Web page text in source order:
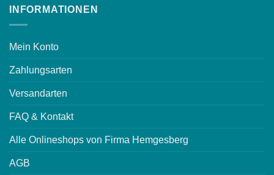
INFORMATIONEN
Mein Konto
Zahlungsarten
Versandarten
FAQ & Kontakt
Alle Onlineshops von Firma Hemgesberg
AGB